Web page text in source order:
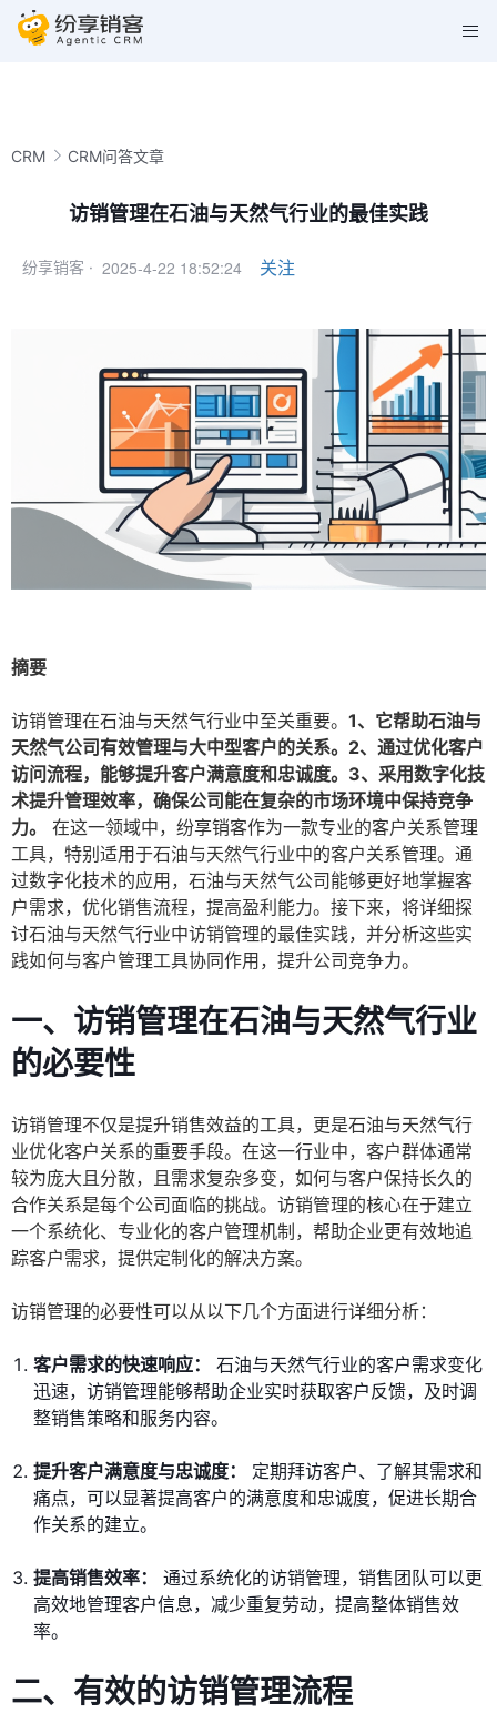
CRM CRM问答文章
访销管理在石油与天然气行业的最佳实践
纷享销客 · 2025-4-22 18:52:24 关注
摘要
访销管理在石油与天然气行业中至关重要。 1、它帮助石油与
天然气公司有效管理与大中型客户的关系。2、通过优化客户
访问流程，能够提升客户满意度和忠诚度。3、采用数字化技
术提升管理效率，确保公司能在复杂的市场环境中保持竞争
力。
在这一领域中，纷享销客作为一款专业的客户关系管理
工具，特别适用于石油与天然气行业中的客户关系管理。通
过数字化技术的应用，石油与天然气公司能够更好地掌握客
户需求，优化销售流程，提高盈利能力。接下来，将详细探
讨石油与天然气行业中访销管理的最佳实践，并分析这些实
践如何与客户管理工具协同作用，提升公司竞争力。
一、访销管理在石油与天然气行业
的必要性
访销管理不仅是提升销售效益的工具，更是石油与天然气行
业优化客户关系的重要手段。在这一行业中，客户群体通常
较为庞大且分散，且需求复杂多变，如何与客户保持长久的
合作关系是每个公司面临的挑战。访销管理的核心在于建立
一个系统化、专业化的客户管理机制，帮助企业更有效地追
踪客户需求，提供定制化的解决方案。
访销管理的必要性可以从以下几个方面进行详细分析：
客户需求的快速响应：
石油与天然气行业的客户需求变化
迅速，访销管理能够帮助企业实时获取客户反馈，及时调
整销售策略和服务内容。
提升客户满意度与忠诚度：
定期拜访客户、了解其需求和
痛点，可以显著提高客户的满意度和忠诚度，促进长期合
作关系的建立。
提高销售效率：
通过系统化的访销管理，销售团队可以更
高效地管理客户信息，减少重复劳动，提高整体销售效
率。
二、有效的访销管理流程